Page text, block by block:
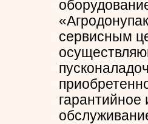
сервисным
гарантийное